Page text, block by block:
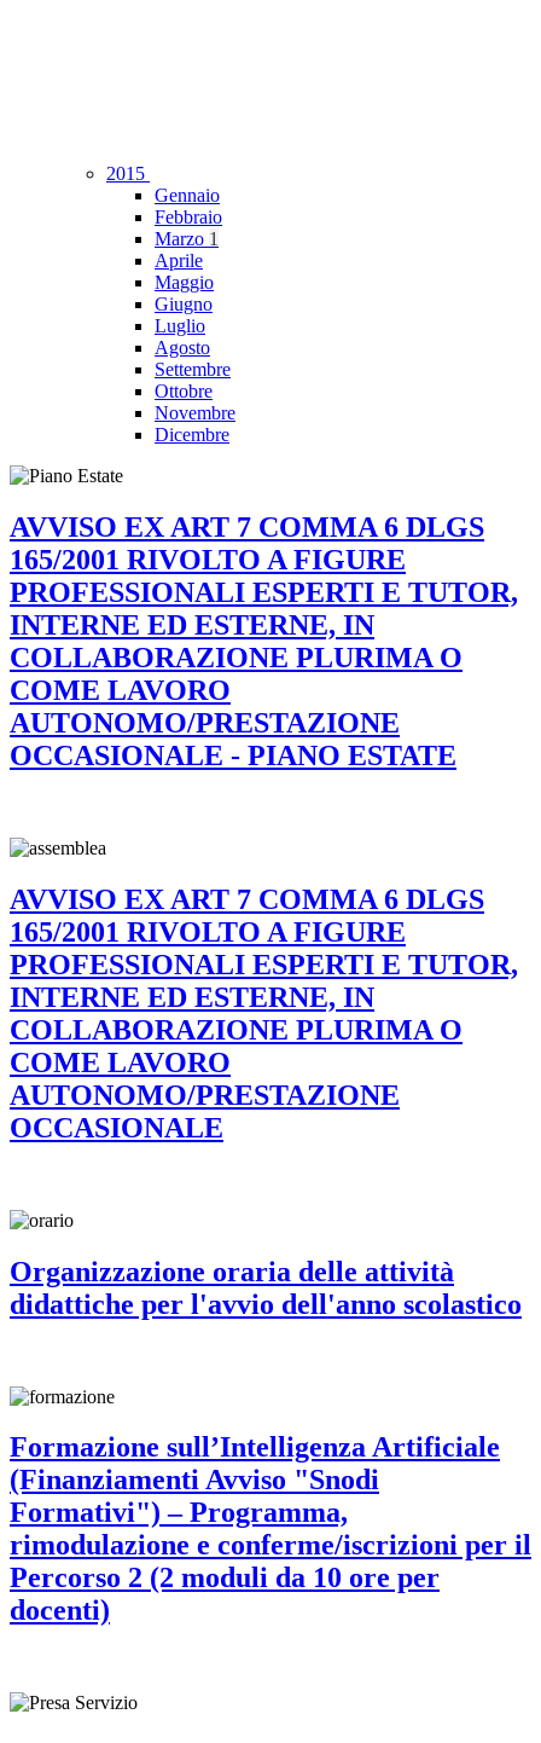
2015
Gennaio
Febbraio
Marzo 1
Aprile
Maggio
Giugno
Luglio
Agosto
Settembre
Ottobre
Novembre
Dicembre
AVVISO EX ART 7 COMMA 6 DLGS
165/2001 RIVOLTO A FIGURE
PROFESSIONALI ESPERTI E TUTOR,
INTERNE ED ESTERNE, IN
COLLABORAZIONE PLURIMA O
COME LAVORO
AUTONOMO/PRESTAZIONE
OCCASIONALE - PIANO ESTATE
AVVISO EX ART 7 COMMA 6 DLGS
165/2001 RIVOLTO A FIGURE
PROFESSIONALI ESPERTI E TUTOR,
INTERNE ED ESTERNE, IN
COLLABORAZIONE PLURIMA O
COME LAVORO
AUTONOMO/PRESTAZIONE
OCCASIONALE
Organizzazione oraria delle attività
didattiche per l'avvio dell'anno scolastico
Formazione sull’Intelligenza Artificiale
(Finanziamenti Avviso "Snodi
Formativi") – Programma,
rimodulazione e conferme/iscrizioni per il
Percorso 2 (2 moduli da 10 ore per
docenti)